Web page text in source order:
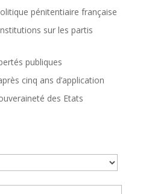
pénitentiaire française
sur les partis
publiques
cinq ans d’application
des Etats